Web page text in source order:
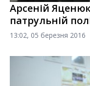
Арсеній
патрульній
13:02, 05 березня 2016